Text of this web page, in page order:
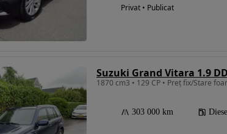
Privat • Publicat
Suzuki Grand Vitara 1.9
1870 cm3 • 129 CP • Preț fix/Stare
303 000 km